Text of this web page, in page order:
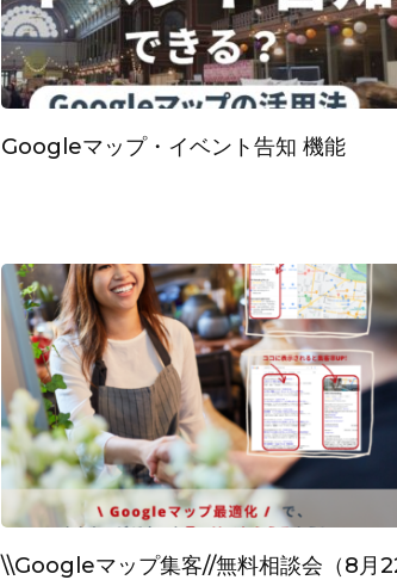
Googleマップ・イベント告知 機能
\\Googleマップ集客//無料相談会（8月